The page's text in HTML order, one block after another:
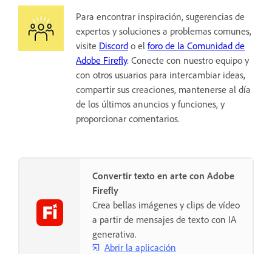
Para encontrar inspiración, sugerencias de
expertos y soluciones a problemas comunes,
visite Discord o el foro de la Comunidad de
Adobe Firefly. Conecte con nuestro equipo y
con otros usuarios para intercambiar ideas,
compartir sus creaciones, mantenerse al día
de los últimos anuncios y funciones, y
proporcionar comentarios.
Convertir texto en arte con Adobe
Firefly
Crea bellas imágenes y clips de vídeo
a partir de mensajes de texto con IA
generativa.
Abrir la aplicación